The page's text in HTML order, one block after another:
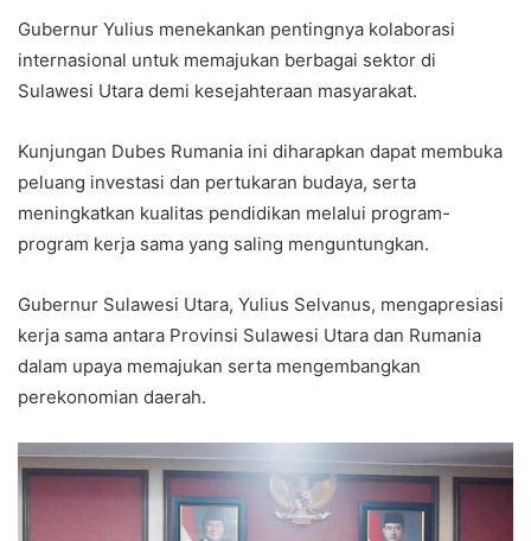
Gubernur Yulius menekankan pentingnya kolaborasi
internasional untuk memajukan berbagai sektor di
Sulawesi Utara demi kesejahteraan masyarakat.
Kunjungan Dubes Rumania ini diharapkan dapat membuka
peluang investasi dan pertukaran budaya, serta
meningkatkan kualitas pendidikan melalui program-
program kerja sama yang saling menguntungkan.
Gubernur Sulawesi Utara, Yulius Selvanus, mengapresiasi
kerja sama antara Provinsi Sulawesi Utara dan Rumania
dalam upaya memajukan serta mengembangkan
perekonomian daerah.